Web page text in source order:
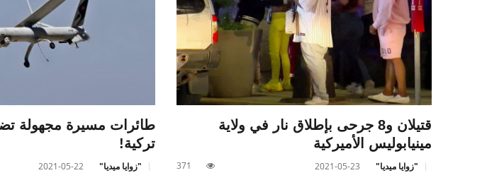
قتيلان و8 جرحى بإطلاق نار في ولاية
مينيابوليس الأميركية
"زوايا ميديا" 2021-05-23
371
طائرات مسيرة مجهولة
تركية!
"زوايا ميديا" 2021-05-22